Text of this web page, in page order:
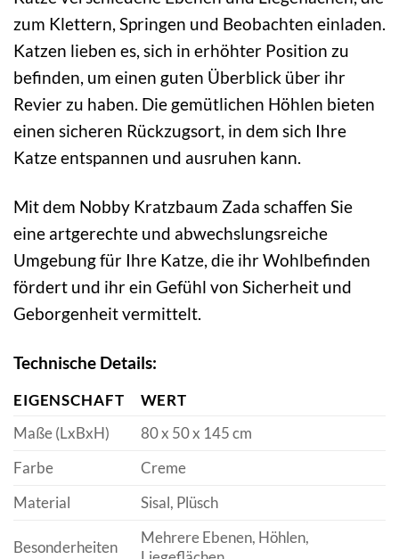
zum Klettern, Springen und Beobachten einladen.
Katzen lieben es, sich in erhöhter Position zu
befinden, um einen guten Überblick über ihr
Revier zu haben. Die gemütlichen Höhlen bieten
einen sicheren Rückzugsort, in dem sich Ihre
Katze entspannen und ausruhen kann.
Mit dem Nobby Kratzbaum Zada schaffen Sie
eine artgerechte und abwechslungsreiche
Umgebung für Ihre Katze, die ihr Wohlbefinden
fördert und ihr ein Gefühl von Sicherheit und
Geborgenheit vermittelt.
Technische Details:
EIGENSCHAFT
WERT
Maße (LxBxH)
80 x 50 x 145 cm
Farbe
Creme
Material
Sisal, Plüsch
Besonderheiten
Mehrere Ebenen, Höhlen,